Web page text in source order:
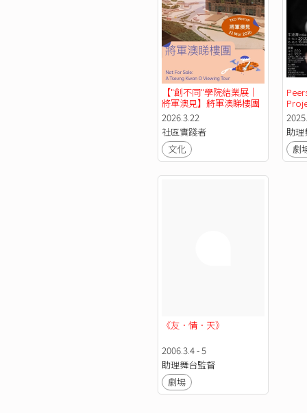
【"創不同"學院結業展｜
將軍澳見】將軍澳睇樓團​
2026.3.22
社區實踐者
文化
助理
劇
《友．情．天》
2006.3.4 - 5
助理舞台監督
劇場